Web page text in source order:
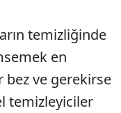
temizliğinde
en
bez ve gerekirse
temizleyiciler